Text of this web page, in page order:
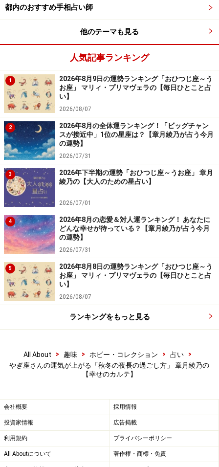
Amazonで占い関連の商品をチェック！
楽天市場で占い関連の商品をチェック！
都内のおすすめ手相占い師
他のテーマも見る
人気記事ランキング
1
2026年8月9日の運勢ランキング「おひつじ座～う
お座」 マリィ・プリマヴェラの【毎日ひとこと占
い】
2026/08/07
2
2026年8月の全体運ランキング！「ビッグチャン
スが接近中」1位の星座は？【章月綾乃が占う今月
の運勢】
2026/07/31
3
2026年下半期の運勢「おひつじ座～うお座」 章月
綾乃の【大人のための星占い】
2026/07/01
4
2026年8月の恋愛＆対人運ランキング！ あなたに
どんな幸せが待っている？【章月綾乃が占う今月
の運勢】
2026/07/31
5
2026年8月8日の運勢ランキング「おひつじ座～う
お座」 マリィ・プリマヴェラの【毎日ひとこと占
い】
2026/08/07
ランキングをもっと見る
All About > 趣味 > ホビー・コレクション > 占い
>
やぎ座さんの運気が上がる「秋冬の夜長の過ごし方」 章月綾乃の
【幸せのカルテ】
会社概要 採用情報
投資家情報 広告掲載
利用規約 プライバシーポリシー
All Aboutについて 著作権・商標・免責